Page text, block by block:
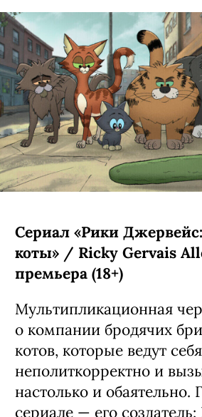
Сериал «Моя жизнь с
Уолтер» / My Life with
Boys, 3 сезон (18+)
Третий сезон
подросткового
о недавно осиротевшей
Джеки из Нью-Йорка
«У меня на районе»),
семье Уолтерсов —
родителям семи сыновей
дочери. Четвертую
приключений создатели
анонсировали заранее:
предварительно, она
следующем году.
С 6 августа, Netflix